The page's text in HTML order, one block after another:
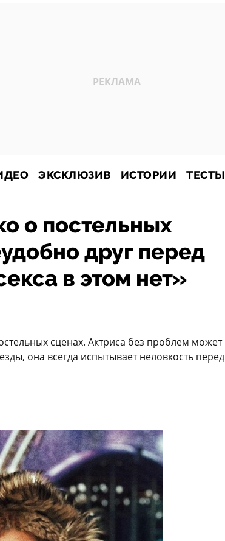
ЭКСКЛЮЗИВ ИСТОРИИ ТЕСТЫ
о постельных
друг перед
в этом нет»
сценах. Актриса без проблем может
она всегда испытывает неловкость перед